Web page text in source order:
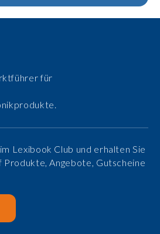
für
Lexibook Club und erhalten Sie
Produkte, Angebote, Gutscheine